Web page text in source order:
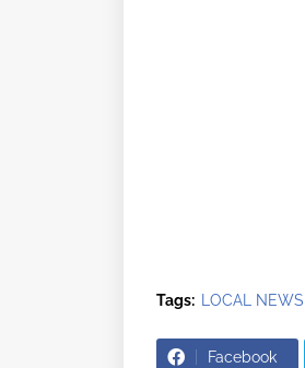
Tags: LOCAL NEWS
Facebook